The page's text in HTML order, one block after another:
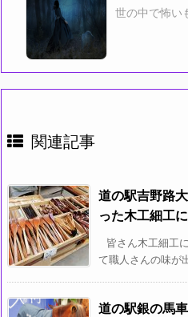
世の中で怖い
関連記事
道の駅吉野路
った木工細工
皆さん木工細工
て職人さんの味が
道の駅銀の馬